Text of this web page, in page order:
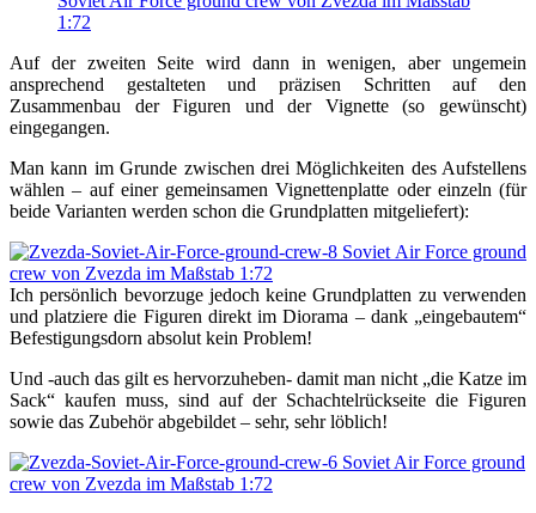
Auf der zweiten Seite wird dann in wenigen, aber ungemein
ansprechend gestalteten und präzisen Schritten auf den
Zusammenbau der Figuren und der Vignette (so gewünscht)
eingegangen.
Man kann im Grunde zwischen drei Möglichkeiten des Aufstellens
wählen – auf einer gemeinsamen Vignettenplatte oder einzeln (für
beide Varianten werden schon die Grundplatten mitgeliefert):
Ich persönlich bevorzuge jedoch keine Grundplatten zu verwenden
und platziere die Figuren direkt im Diorama – dank „eingebautem“
Befestigungsdorn absolut kein Problem!
Und -auch das gilt es hervorzuheben- damit man nicht „die Katze im
Sack“ kaufen muss, sind auf der Schachtelrückseite die Figuren
sowie das Zubehör abgebildet – sehr, sehr löblich!